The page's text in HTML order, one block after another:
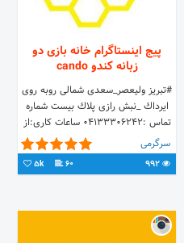
پیج اینستاگرام خانه بازى دو
زبانه كندو cando
#تبريز وليعصر_سعدى شمالى روبه روى
ايرداك _نبش رازى پلاك بيست شماره
تماس :04133306242 ساعات كارى:از
٧ صبح الى٢١ شب مدير و مؤسس
:مهتاب رجبى
سرگرمی
60
5k